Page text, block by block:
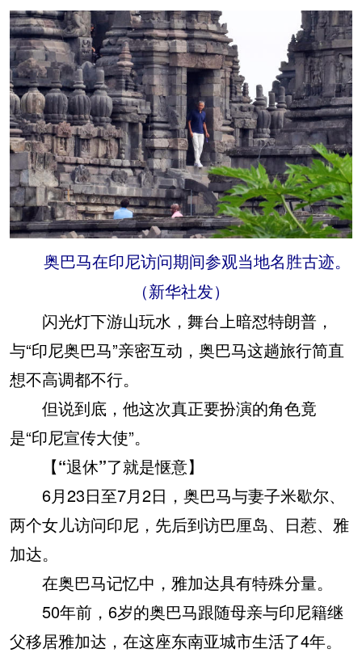
奥巴马在印尼访问期间参观当地名胜古迹。
（新华社发）
闪光灯下游山玩水，舞台上暗怼特朗普，
与“印尼奥巴马”亲密互动，奥巴马这趟旅行简直
想不高调都不行。
但说到底，他这次真正要扮演的角色竟
是“印尼宣传大使”。
【“退休”了就是惬意】
6月23日至7月2日，奥巴马与妻子米歇尔、
两个女儿访问印尼，先后到访巴厘岛、日惹、雅
加达。
在奥巴马记忆中，雅加达具有特殊分量。
50年前，6岁的奥巴马跟随母亲与印尼籍继
父移居雅加达，在这座东南亚城市生活了4年。